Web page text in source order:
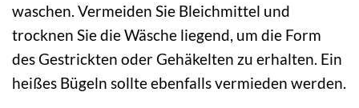
waschen. Vermeiden Sie Bleichmittel und
trocknen Sie die Wäsche liegend, um die Form
des Gestrickten oder Gehäkelten zu erhalten. Ein
heißes Bügeln sollte ebenfalls vermieden werden.